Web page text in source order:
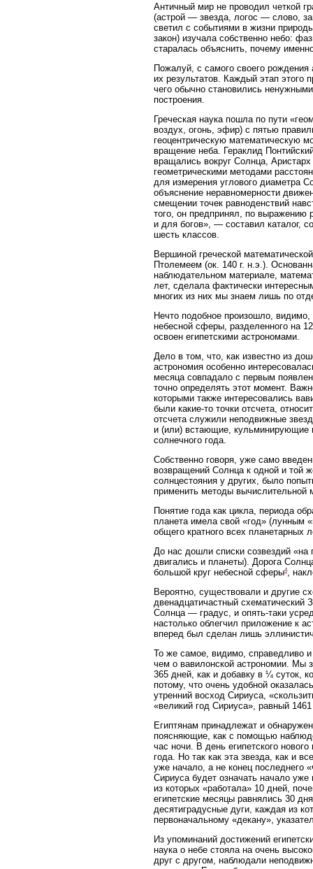
Античный мир не проводил четкой
(астрой — звезда, логос — слово,
светил с событиями в жизни
закон) изучала собственно небо:
старалась объяснить, почему
Пожалуй, с самого своего
их результатов. Каждый этап
чего обычно становились
построения.
Греческая наука пошла по пути
воздух, огонь, эфир) с пятью
геоцентрическую математическую
вращение неба. Гераклид
вращались вокруг Солнца,
геометрическими методами
для измерения углового диаметра
объяснение неравномерности
смещении точек равноденствий
того, он предпринял, по выражению
и для богов», — составил каталог,
шесть классов.
Вершиной греческой
Птолемеем (ок. 140 г. н.э.).
наблюдательном материале,
лет, сделала фактически
многих из них мы знаем лишь по
Нечто подобное произошло,
небесной сферы, разделенного на
освоен египетскими астрономами.
Дело в том, что, как известно из
астрономия особенно
месяца совпадало с первым
точно определять этот момент.
которыми также интересовались
были какие-то точки отсчета,
отсчета служили неподвижные
и (или) встающие, кульминирующие
солнечного года.
Собственно говоря, уже само
возвращений Солнца к одной и той
солнцестояния у других, было
применить методы вычислительной
Понятие года как цикла, периода
планета имела свой «год» (лунным
общего кратного всех планетарных
До нас дошли списки созвездий
двигались и планеты). Дорога
большой круг небесной сферы4,
Вероятно, существовали и другие
двенадцатичастный
Солнца — градус, и опять-таки
настолько облегчил приложение к
вперед был сделан лишь
То же самое, видимо, справедливо
чем о вавилонской астрономии. Мы
365 дней, как и добавку в ¼ суток,
потому, что очень удобной
утренний восход Сириуса,
«великий год Сириуса», равный
Египтянам принадлежат и
поясняющие, как с помощью
час ночи. В день египетского
года. Но так как эта звезда, как и
уже начало, а не конец последнего
Сириуса будет означать начало
из которых «работала» 10 дней,
египетские месяцы равнялись 30
десятиградусные дуги, каждая из
первоначальному «декану»,
Из упоминаний достижений
наука о небе стояла на очень
друг с другом, наблюдали